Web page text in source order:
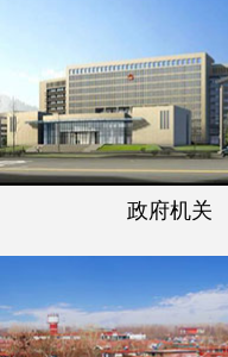
政府机关